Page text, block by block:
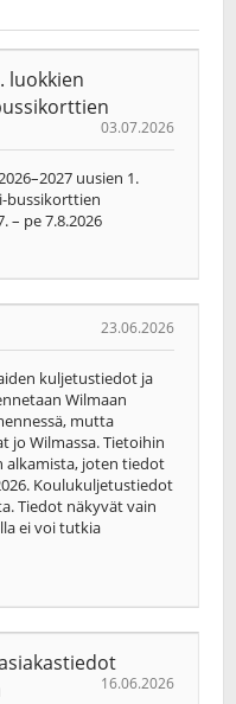
luokkien
03.07.2026
uusien 1.
bussikorttien
– pe 7.8.2026
23.06.2026
kuljetustiedot ja
Wilmaan
mutta
jo Wilmassa. Tietoihin
alkamista, joten tiedot
Koulukuljetustiedot
Tiedot näkyvät vain
ei voi tutkia
16.06.2026